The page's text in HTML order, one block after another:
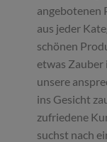
angebotenen
aus jeder
schönen
etwas Zauber
unsere
ins Gesicht
zufriedene
suchst nach